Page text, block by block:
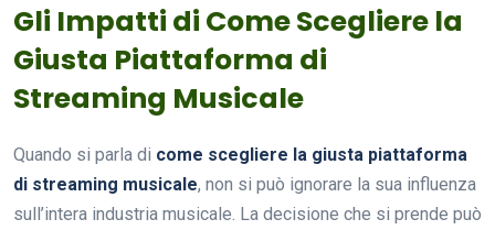
Gli Impatti di Come Scegliere la
Giusta Piattaforma di
Streaming Musicale
Quando si parla di come scegliere la giusta piattaforma
di streaming musicale, non si può ignorare la sua influenza
sull’intera industria musicale. La decisione che si prende può